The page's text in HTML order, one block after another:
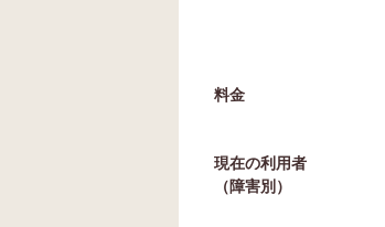
料金
現在の利用者
（障害別）